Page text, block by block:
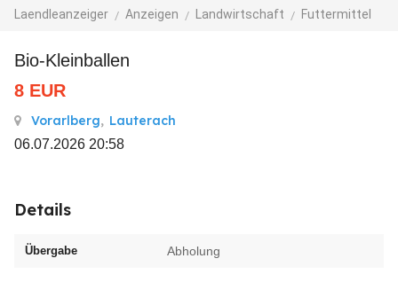
Laendleanzeiger Anzeigen Landwirtschaft Futtermittel
Bio-Kleinballen
8 EUR
Vorarlberg, Lauterach
06.07.2026 20:58
Details
Übergabe Abholung